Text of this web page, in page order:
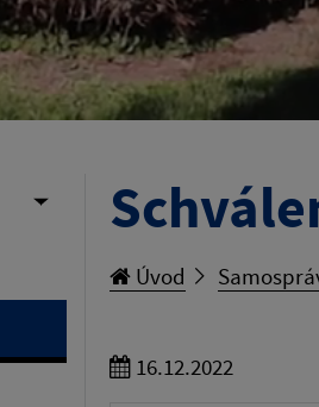
Úvod
16.12.2022